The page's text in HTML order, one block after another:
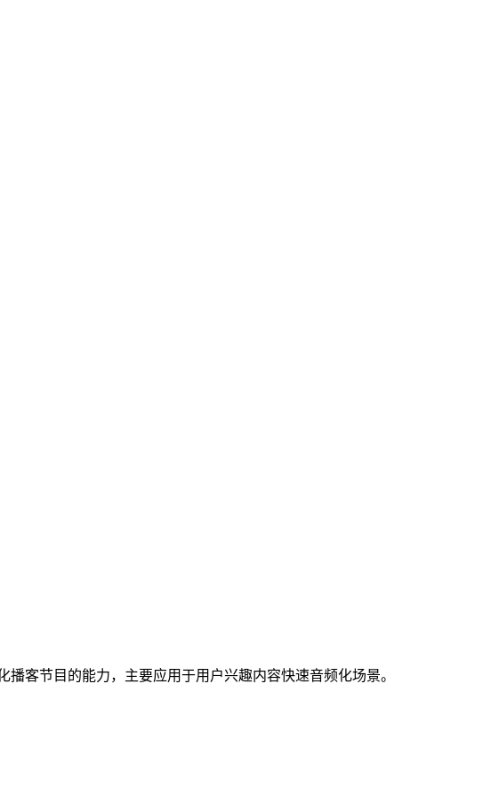
客节目的能力，主要应用于用户兴趣内容快速音频化场景。